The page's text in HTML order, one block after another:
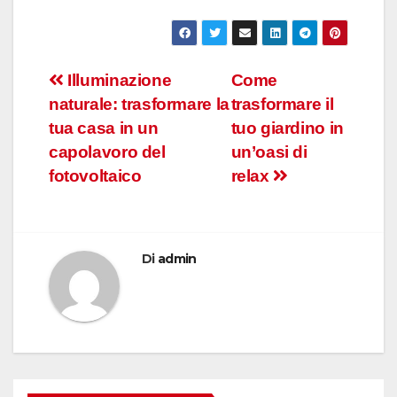
Navigazione
articoli
Come
trasformare il
tuo giardino in
un’oasi di
relax
Illuminazione
naturale: trasformare la
tua casa in un
capolavoro del
fotovoltaico
Di admin